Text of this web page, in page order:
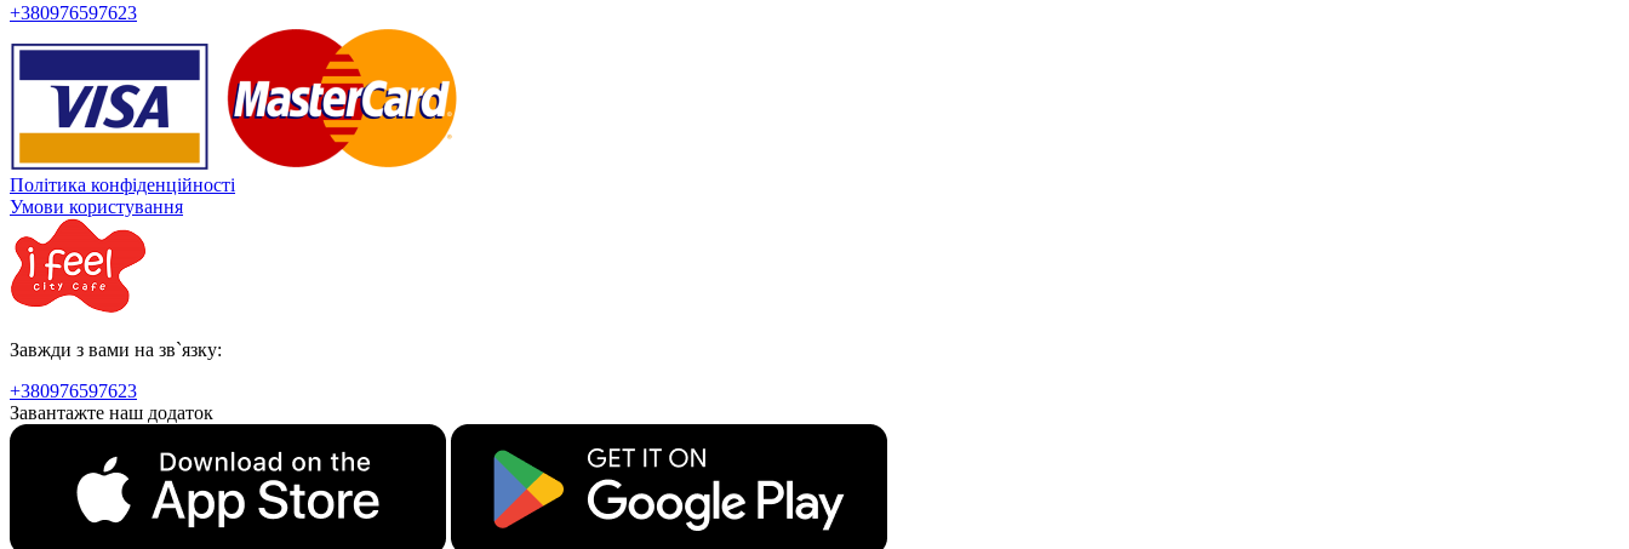
+380976597623
Політика конфіденційності
Умови користування
Завжди з вами на зв`язку:
+380976597623
Завантажте наш додаток